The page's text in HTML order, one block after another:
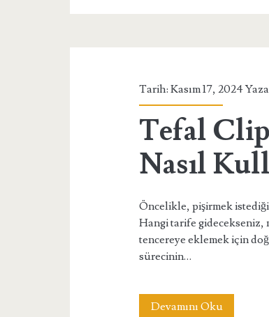
Tarih: Kasım 17, 2024
Tefal
Nasıl
Öncelikle, pişirmek
Hangi tarife
tencereye eklemek için
sürecinin…
Devamını OkuTefal